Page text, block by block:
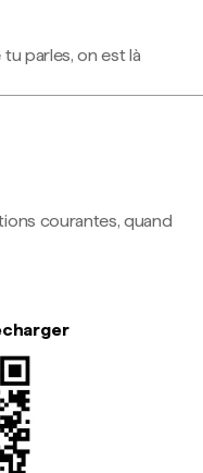
parles, on est là
courantes, quand